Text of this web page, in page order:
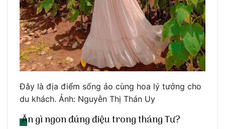
Đây là địa điểm sống ảo cùng hoa lý tưởng cho
du khách. Ảnh: Nguyễn Thị Thán Uy
Ăn gì ngon đúng điệu trong tháng Tư?